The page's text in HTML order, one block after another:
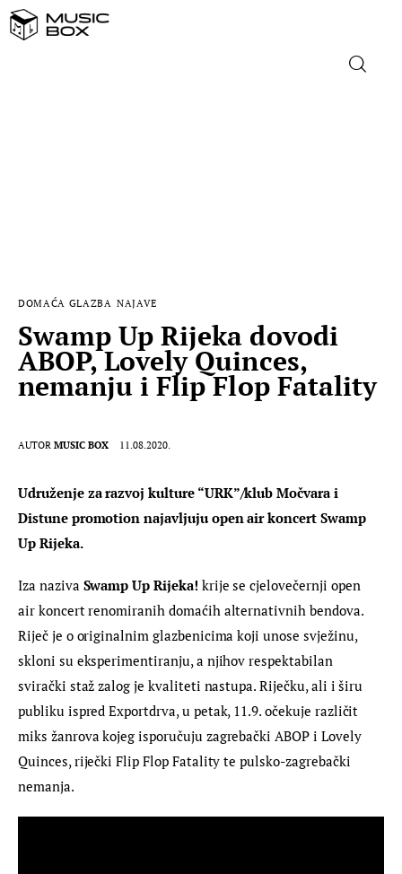
MUSIC BOX
DOMAĆA GLAZBA NAJAVE
Swamp Up Rijeka dovodi
ABOP, Lovely Quinces,
nemanju i Flip Flop Fatality
AUTOR MUSIC BOX 11.08.2020.
Udruženje za razvoj kulture “URK”/klub Močvara i
Distune promotion najavljuju open air koncert Swamp
Up Rijeka.
Iza naziva Swamp Up Rijeka! krije se cjelovečernji open
air koncert renomiranih domaćih alternativnih bendova.
Riječ je o originalnim glazbenicima koji unose svježinu,
skloni su eksperimentiranju, a njihov respektabilan
svirački staž zalog je kvaliteti nastupa. Riječku, ali i širu
publiku ispred Exportdrva, u petak, 11.9. očekuje različit
miks žanrova kojeg isporučuju zagrebački ABOP i Lovely
Quinces, riječki Flip Flop Fatality te pulsko-zagrebački
nemanja.